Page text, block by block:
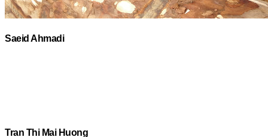
Saeid Ahmadi
Tran Thi Mai Huong